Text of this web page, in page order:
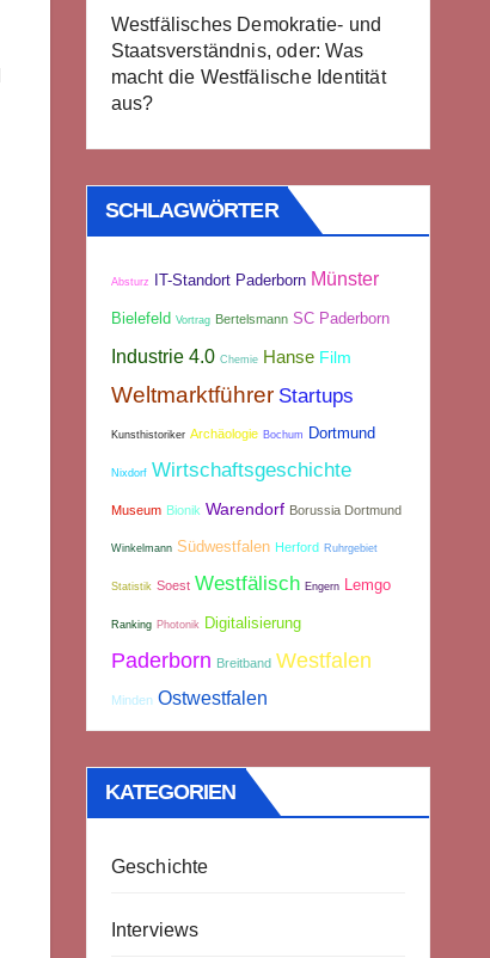
Westfälisches Demokratie- und
Staatsverständnis, oder: Was
macht die Westfälische Identität
aus?
SCHLAGWÖRTER
Absturz IT-Standort Paderborn Münster
Bielefeld Vortrag Bertelsmann SC Paderborn
Industrie 4.0 Chemie Hanse Film
Weltmarktführer Startups
Kunsthistoriker Archäologie Bochum Dortmund
Nixdorf Wirtschaftsgeschichte
Museum Bionik Warendorf Borussia Dortmund
Winkelmann Südwestfalen Herford Ruhrgebiet
Statistik Soest Westfälisch Engern Lemgo
Ranking Photonik Digitalisierung
Paderborn Breitband Westfalen
Minden Ostwestfalen
KATEGORIEN
Geschichte
Interviews